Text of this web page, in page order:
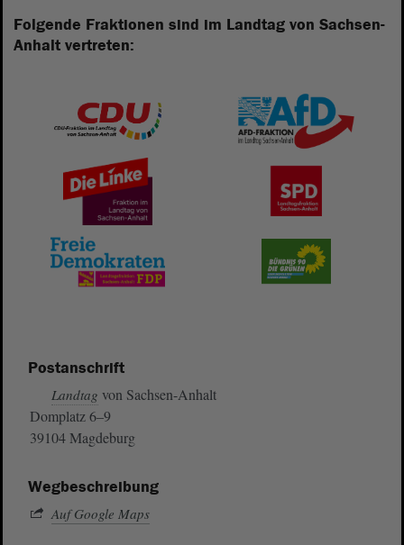
Folgende Fraktionen sind im Landtag von Sachsen-
Anhalt vertreten:
Postanschrift
Landtag von Sachsen-Anhalt
Domplatz 6–9
39104 Magdeburg
Wegbeschreibung
Auf Google Maps